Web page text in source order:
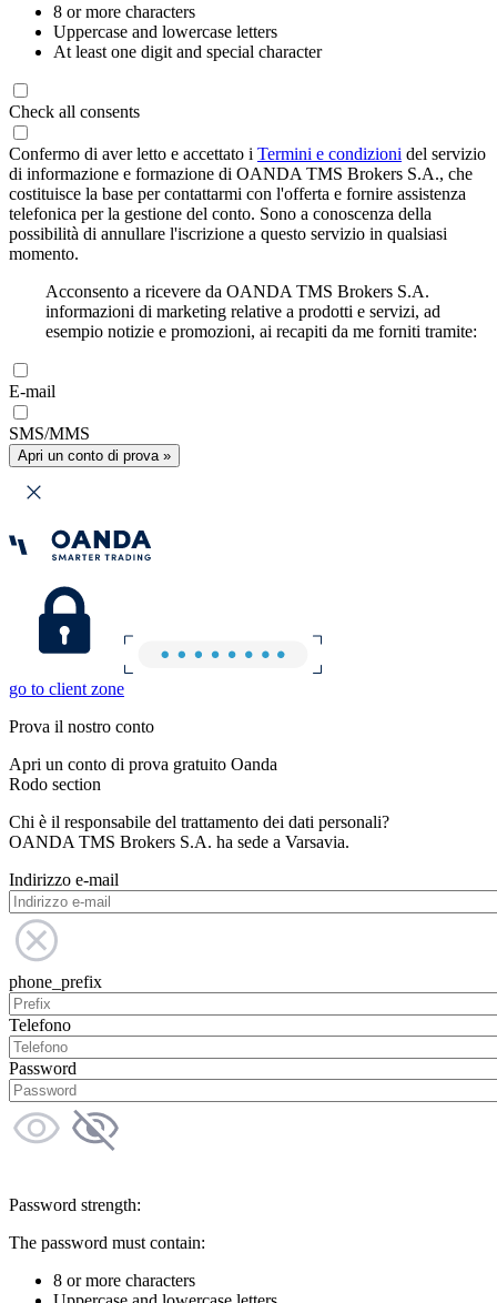
8 or more characters
Uppercase and lowercase letters
At least one digit and special character
Check all consents
Confermo di aver letto e accettato i Termini e condizioni del servizio
di informazione e formazione di OANDA TMS Brokers S.A., che
costituisce la base per contattarmi con l'offerta e fornire assistenza
telefonica per la gestione del conto. Sono a conoscenza della
possibilità di annullare l'iscrizione a questo servizio in qualsiasi
momento.
Acconsento a ricevere da OANDA TMS Brokers S.A.
informazioni di marketing relative a prodotti e servizi, ad
esempio notizie e promozioni, ai recapiti da me forniti tramite:
E-mail
SMS/MMS
Apri un conto di prova »
go to client zone
Prova il nostro conto
Apri un conto di prova gratuito Oanda
Rodo section
Chi è il responsabile del trattamento dei dati personali?
OANDA TMS Brokers S.A. ha sede a Varsavia.
Indirizzo e-mail
phone_prefix
Telefono
Password
Password strength:
The password must contain:
8 or more characters